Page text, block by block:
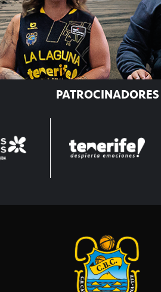
PATROCINADORES